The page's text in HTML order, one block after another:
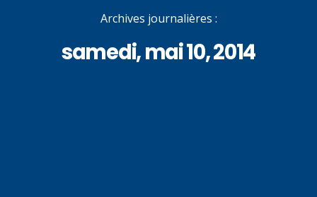
Archives journalières :
samedi, mai 10, 2014